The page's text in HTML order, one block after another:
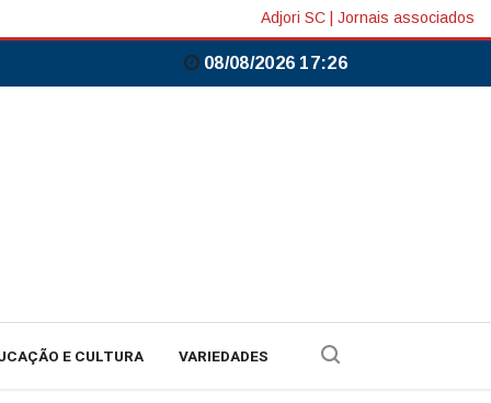
Adjori SC Jornais associados
08/08/2026 17:26
E CULTURA VARIEDADES